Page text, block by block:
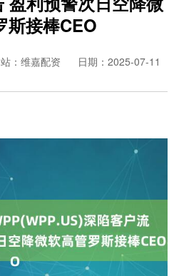
斯接棒CEO
：维嘉配资
日期：2025-07-11